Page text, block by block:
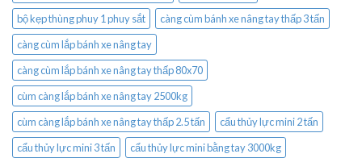
bộ kẹp thùng phuy 1 phuy sắt
càng cùm bánh xe nâng tay thấp 3 tấn
càng cùm lắp bánh xe nâng tay
càng cùm lắp bánh xe nâng tay thấp 80x70
cùm càng lắp bánh xe nâng tay 2500kg
cùm càng lắp bánh xe nâng tay thấp 2.5 tấn
cẩu thủy lực mini 2 tấn
cẩu thủy lực mini 3 tấn
cẩu thủy lực mini bằng tay 3000kg